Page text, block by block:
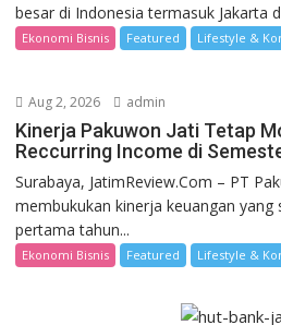
besar di Indonesia termasuk Jakarta
Ekonomi Bisnis Featured Lifestyle &
Aug 2, 2026 admin
Kinerja Pakuwon Jati Tetap
Reccurring Income di
Surabaya, JatimReview.Com – PT
membukukan kinerja keuangan
pertama tahun...
Ekonomi Bisnis Featured Lifestyle &